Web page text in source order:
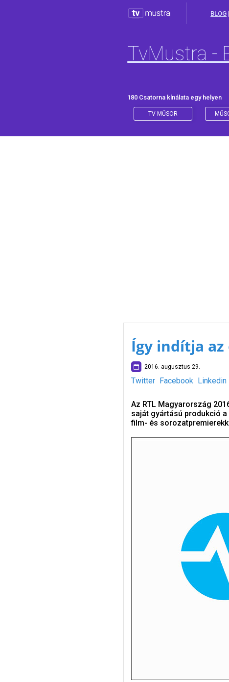
BLOG |
TvMustra -
180 Csatorna kínálata egy helyen
TV MŰSOR
Így indítja az
2016. augusztus 29.
Twitter Facebook Linkedin
Az RTL Magyarország
saját gyártású produkció
film- és